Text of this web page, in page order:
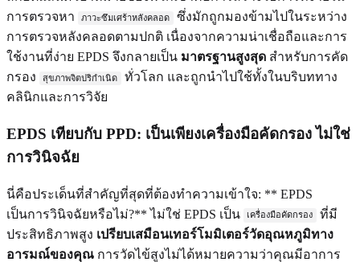
การตรวจหา
ภาวะซึมเศร้าหลังคลอด
ซึ่งมักถูกมองข้ามไปในระหว่าง
การตรวจหลังคลอดตามปกติ เนื่องจากความน่าเชื่อถือและการ
ใช้งานที่ง่าย EPDS จึงกลายเป็น มาตรฐานสูงสุด สำหรับการคัด
กรอง
สุขภาพจิตปริกำเนิด
ทั่วโลก และถูกนำไปใช้ทั้งในบริบททาง
คลินิกและการวิจัย
EPDS เทียบกับ PPD: เป็นเพียงเครื่องมือคัดกรอง ไม่ใช่
การวินิจฉัย
นี่คือประเด็นที่สำคัญที่สุดที่ต้องทำความเข้าใจ: ** EPDS
เป็นการวินิจฉัยหรือไม่?** ไม่ใช่ EPDS เป็น
เครื่องมือคัดกรอง
ที่มี
ประสิทธิภาพสูง เปรียบเสมือนเทอร์โมมิเตอร์วัดอุณหภูมิทาง
อารมณ์ของคุณ การวัดไข้สูงไม่ได้หมายความว่าคุณมีอาการ